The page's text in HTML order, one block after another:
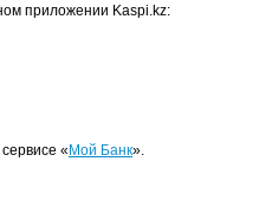
приложении Kaspi.kz:
« Мой Банк».